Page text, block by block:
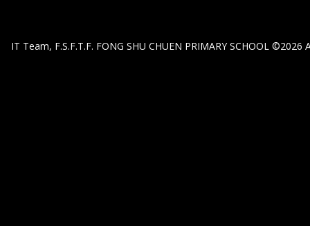
IT Team, F.S.F.T.F. FONG SHU CHUEN PRIMARY SCHOOL ©2026